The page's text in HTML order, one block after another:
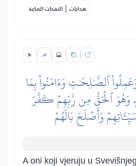
النفحات المكية | هدايات
ٱلصَّٰلِحَٰتِ وَءَامَنُواْ بِمَا
وَهُوَ ٱلۡحَقُّ مِن رَّبِّهِمۡ كَفَّرَ
وَأَصۡلَحَ بَالَهُمۡ
A oni koji vjeruju u